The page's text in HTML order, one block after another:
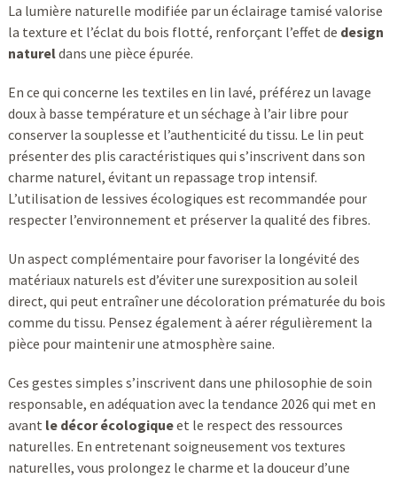
La lumière naturelle modifiée par un éclairage tamisé valorise
la texture et l’éclat du bois flotté, renforçant l’effet de design
natureldans une pièce épurée.
En ce qui concerne les textiles en lin lavé, préférez un lavage
doux à basse température et un séchage à l’air libre pour
conserver la souplesse et l’authenticité du tissu. Le lin peut
présenter des plis caractéristiques qui s’inscrivent dans son
charme naturel, évitant un repassage trop intensif.
L’utilisation de lessives écologiques est recommandée pour
respecter l’environnement et préserver la qualité des fibres.
Un aspect complémentaire pour favoriser la longévité des
matériaux naturels est d’éviter une surexposition au soleil
direct, qui peut entraîner une décoloration prématurée du bois
comme du tissu. Pensez également à aérer régulièrement la
pièce pour maintenir une atmosphère saine.
Ces gestes simples s’inscrivent dans une philosophie de soin
responsable, en adéquation avec la tendance 2026 qui met en
avant le décor écologiqueet le respect des ressources
naturelles. En entretenant soigneusement vos textures
naturelles, vous prolongez le charme et la douceur d’une